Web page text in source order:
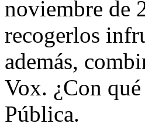
noviembre de
recogerlos
además,
Vox. ¿Con
Pública.